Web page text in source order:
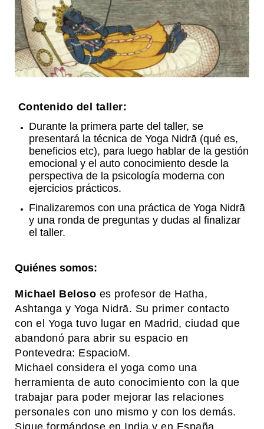
Contenido del taller:
Durante la primera parte del taller, se
presentará la técnica de Yoga Nidrā (qué es,
beneficios etc), para luego hablar de la gestión
emocional y el auto conocimiento desde la
perspectiva de la psicología moderna con
ejercicios prácticos.
Finalizaremos con una práctica de Yoga Nidrā
y una ronda de preguntas y dudas al finalizar
el taller.
Quiénes somos:
Michael Beloso es profesor de Hatha,
Ashtanga y Yoga Nidrā. Su primer contacto
con el Yoga tuvo lugar en Madrid, ciudad que
abandonó para abrir su espacio en
Pontevedra: EspacioM.
Michael considera el yoga como una
herramienta de auto conocimiento con la que
trabajar para poder mejorar las relaciones
personales con uno mismo y con los demás.
Sigue formándose en India y en España